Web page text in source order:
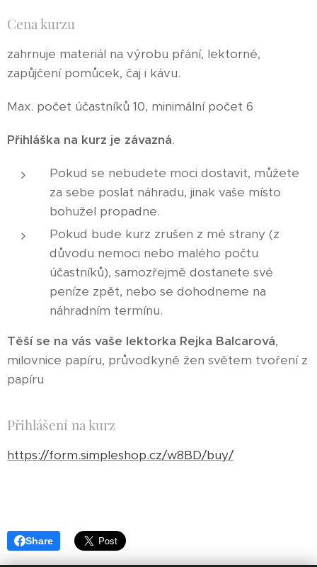
Cena kurzu
zahrnuje materiál na výrobu přání, lektorné,
zapůjčení pomůcek, čaj i kávu.
Max. počet účastníků 10, minimální počet 6
Přihláška na kurz je závazná.
Pokud se nebudete moci dostavit, můžete
za sebe poslat náhradu, jinak vaše místo
bohužel propadne.
Pokud bude kurz zrušen z mé strany (z
důvodu nemoci nebo malého počtu
účastníků), samozřejmě dostanete své
peníze zpět, nebo se dohodneme na
náhradním termínu.
Těší se na vás vaše lektorka Rejka Balcarová,
milovnice papíru, průvodkyně žen světem tvoření z
papíru
Přihlášení na kurz
https://form.simpleshop.cz/w8BD/buy/
Share